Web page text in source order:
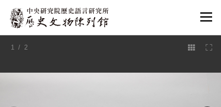
:::
1 / 2